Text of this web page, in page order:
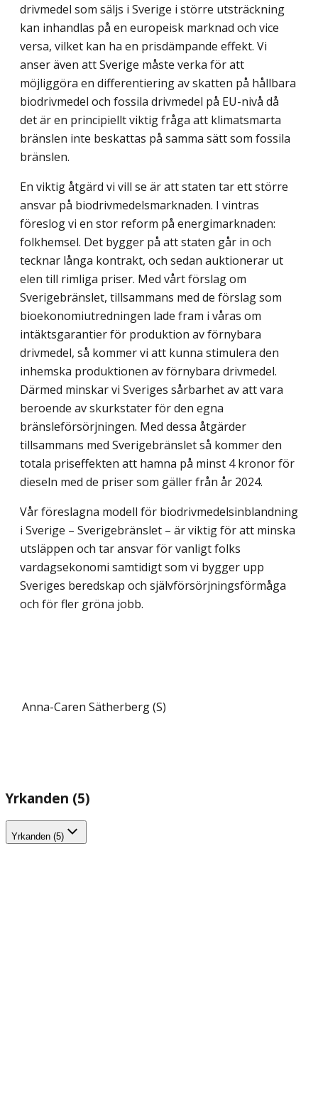
drivmedel som säljs i Sverige i större utsträckning
kan inhandlas på en europeisk marknad och vice
versa, vilket kan ha en prisdämpande effekt. Vi
anser även att Sverige måste verka för att
möjliggöra en differentiering av skatten på hållbara
biodrivmedel och fossila drivmedel på EU-nivå då
det är en principiellt viktig fråga att klimatsmarta
bränslen inte beskattas på samma sätt som fossila
bränslen.
En viktig åtgärd vi vill se är att staten tar ett större
ansvar på biodrivmedels­marknaden. I vintras
föreslog vi en stor reform på energimarknaden:
folkhemsel. Det bygger på att staten går in och
tecknar långa kontrakt, och sedan auktionerar ut
elen till rimliga priser. Med vårt förslag om
Sverigebränslet, tillsammans med de förslag som
bioekonomiutredningen lade fram i våras om
intäktsgarantier för produktion av förny­bara
drivmedel, så kommer vi att kunna stimulera den
inhemska produktionen av förnybara drivmedel.
Därmed minskar vi Sveriges sårbarhet av att vara
beroende av skurkstater för den egna
bränsleförsörjningen. Med dessa åtgärder
tillsammans med Sverigebränslet så kommer den
totala priseffekten att hamna på minst 4 kronor för
dieseln med de priser som gäller från år 2024.
Vår föreslagna modell för biodrivmedelsinblandning
i Sverige – Sverigebränslet – är viktig för att minska
utsläppen och tar ansvar för vanligt folks
vardagsekonomi sam­tidigt som vi bygger upp
Sveriges beredskap och självförsörjningsförmåga
och för fler gröna jobb.
Anna-Caren Sätherberg (S)
Yrkanden (5)
Yrkanden (5)